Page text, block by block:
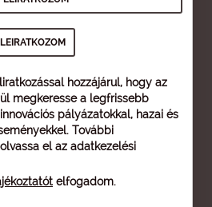
hozzájárul, hogy az
megkeresse a legfrissebb
pályázatokkal, hazai és
További
el az adatkezelési
elfogadom.